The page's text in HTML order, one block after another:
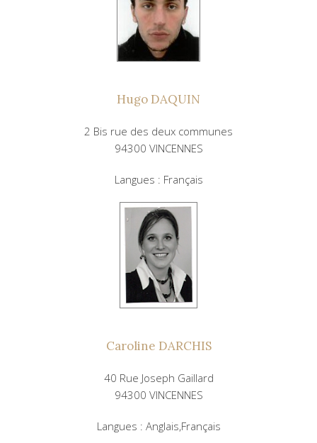
Hugo DAQUIN
2 Bis rue des deux communes
94300 VINCENNES
Langues : Français
Caroline DARCHIS
40 Rue Joseph Gaillard
94300 VINCENNES
Langues : Anglais,Français